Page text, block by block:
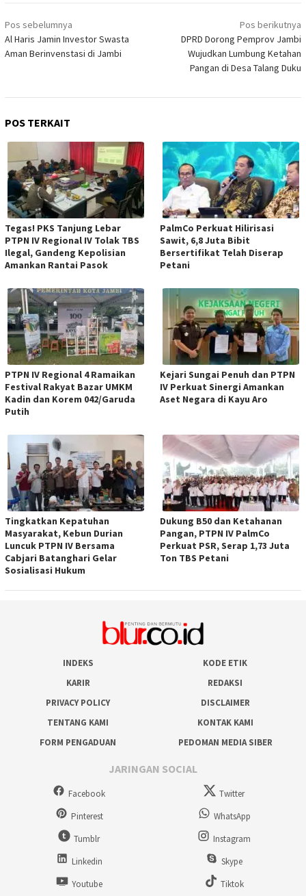
Navigasi
pos
Pos sebelumnya
Al Haris Jamin Investor Swasta
Aman Berinvenstasi di Jambi
Pos berikutnya
DPRD Dorong Pemprov Jambi
Wujudkan Lumbung Ketahan
Pangan di Desa Talang Duku
POS TERKAIT
Tegas! PKS Tanjung Lebar
PTPN IV Regional IV Tolak TBS
Ilegal, Gandeng Kepolisian
Amankan Rantai Pasok
PalmCo Perkuat Hilirisasi
Sawit, 6,8 Juta Bibit
Bersertifikat Telah Diserap
Petani
PTPN IV Regional 4 Ramaikan
Festival Rakyat Bazar UMKM
Kadin dan Korem 042/Garuda
Putih
Kejari Sungai Penuh dan PTPN
IV Perkuat Sinergi Amankan
Aset Negara di Kayu Aro
Tingkatkan Kepatuhan
Masyarakat, Kebun Durian
Luncuk PTPN IV Bersama
Cabjari Batanghari Gelar
Sosialisasi Hukum
Dukung B50 dan Ketahanan
Pangan, PTPN IV PalmCo
Perkuat PSR, Serap 1,73 Juta
Ton TBS Petani
INDEKS
KODE ETIK
KARIR
REDAKSI
PRIVACY POLICY
DISCLAIMER
TENTANG KAMI
KONTAK KAMI
FORM PENGADUAN
PEDOMAN MEDIA SIBER
JARINGAN SOCIAL
Facebook
Twitter
Pinterest
WhatsApp
Tumblr
Instagram
Linkedin
Skype
Youtube
Tiktok